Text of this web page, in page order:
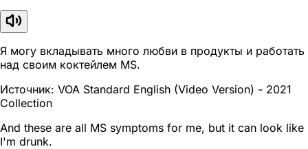
Я могу вкладывать много любви в продукты и работать
над своим коктейлем MS.
Источник: VOA Standard English (Video Version) - 2021
Collection
And these are all MS symptoms for me, but it can look like
I'm drunk.